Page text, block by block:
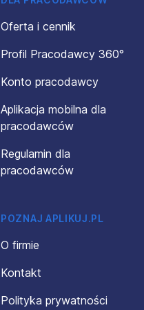
Oferta i cennik
Profil Pracodawcy 360°
Konto pracodawcy
Aplikacja mobilna dla
pracodawców
Regulamin dla
pracodawców
POZNAJ APLIKUJ.PL
O firmie
Kontakt
Polityka prywatności